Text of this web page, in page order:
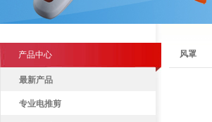
产品中心
最新产品
专业电推剪
风罩